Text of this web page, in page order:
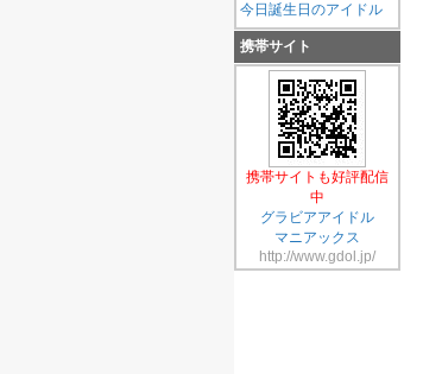
今日誕生日のアイドル
携帯サイト
携帯サイトも好評配信
中
グラビアアイドル
マニアックス
http://www.gdol.jp/